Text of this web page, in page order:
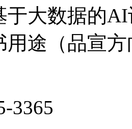
于大数据的
用途（品宣
3365